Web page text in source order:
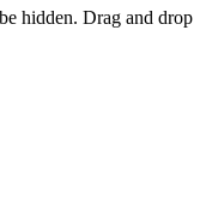
hidden. Drag and drop